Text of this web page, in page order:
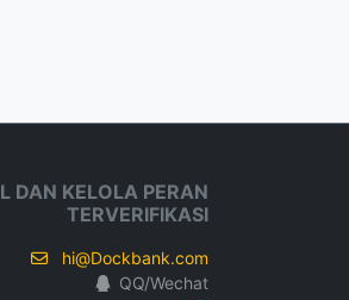
DAN KELOLA PERAN
TERVERIFIKASI
hi@Dockbank.com
QQ/Wechat